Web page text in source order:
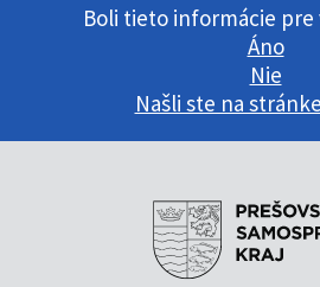
Boli tieto informácie pre
Áno
Nie
Našli ste na